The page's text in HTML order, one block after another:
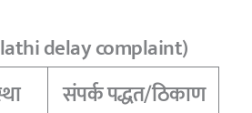
delay complaint)
संपर्क पद्धत/ठिकाण